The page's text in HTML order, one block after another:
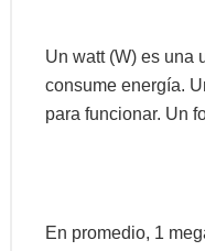
Un watt (W) es una
consume energía.
para funcionar. Un
En promedio, 1